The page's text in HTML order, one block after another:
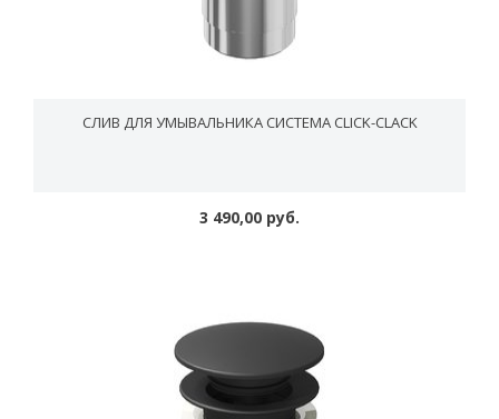
CЛИВ ДЛЯ УМЫВАЛЬНИКА СИСТЕМА CLICK-CLACK
3 490,00 руб.